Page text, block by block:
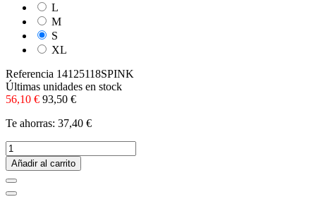
L
M
S
XL
Referencia 14125118SPINK
Últimas unidades en stock
56,10 € 93,50 €
Te ahorras: 37,40 €
Añadir al carrito